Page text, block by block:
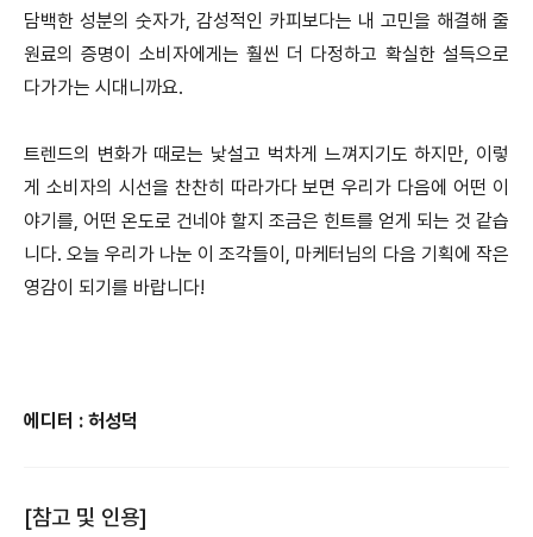
담백한 성분의 숫자가, 감성적인 카피보다는 내 고민을 해결해 줄
원료의 증명이 소비자에게는 훨씬 더 다정하고 확실한 설득으로
다가가는 시대니까요.
트렌드의 변화가 때로는 낯설고 벅차게 느껴지기도 하지만, 이렇
게 소비자의 시선을 찬찬히 따라가다 보면 우리가 다음에 어떤 이
야기를, 어떤 온도로 건네야 할지 조금은 힌트를 얻게 되는 것 같습
니다. 오늘 우리가 나눈 이 조각들이, 마케터님의 다음 기획에 작은
영감이 되기를 바랍니다!
에디터 : 허성덕
[참고 및 인용]